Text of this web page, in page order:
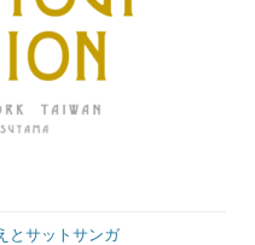
とサットサンガ